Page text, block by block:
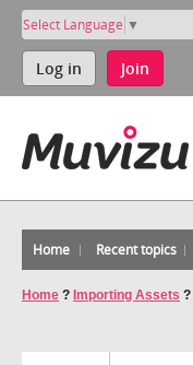
Select Language ▼
Log in Join
Home Recent topics
Home ? Importing Assets ?